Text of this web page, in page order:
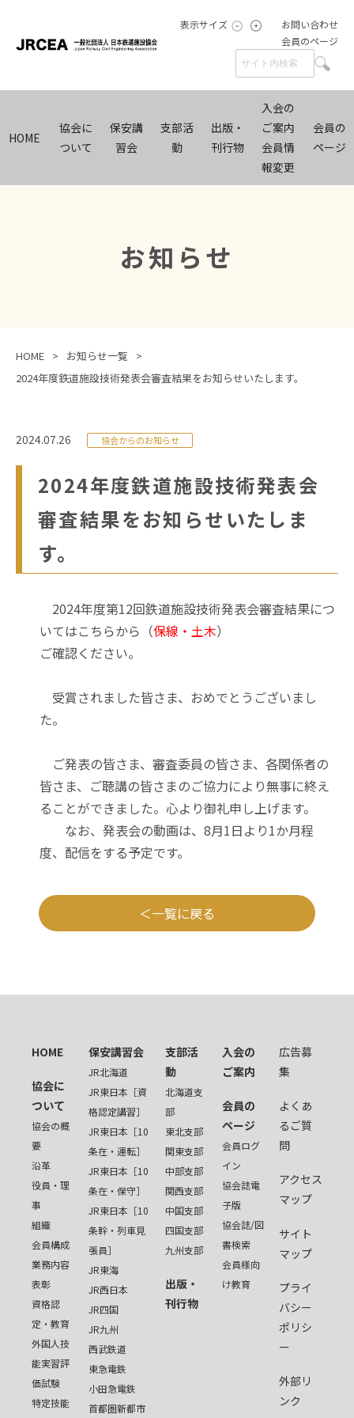
表示サイズ
お問い合わせ
会員のページ
HOME
協会に
ついて
保安講
習会
支部活
動
出版・
刊行物
入会の
ご案内
会員情
報変更
会員の
ページ
お知らせ
HOME
お知らせ一覧
2024年度鉄道施設技術発表会審査結果をお知らせいたします。
2024.07.26 協会からのお知らせ
2024年度鉄道施設技術発表会
審査結果をお知らせいたしま
す。
2024年度第12回鉄道施設技術発表会審査結果につ
いてはこちらから（保線 ・ 土木）
ご確認ください。
受賞されました皆さま、おめでとうございまし
た。
ご発表の皆さま、審査委員の皆さま、各関係者の
皆さま、ご聴講の皆さまのご協力により無事に終え
ることができました。心より御礼申し上げます。
なお、発表会の動画は、8月1日より1か月程
度、配信をする予定です。
一覧に戻る
HOME
協会に
ついて
協会の概
要
沿革
役員・理
事
組織
会員構成
業務内容
表彰
資格認
定・教育
外国人技
能実習評
価試験
特定技能
保安講習会
JR北海道
JR東日本［資
格認定講習］
JR東日本［10
条在・運転］
JR東日本［10
条在・保守］
JR東日本［10
条幹・列車見
張員］
JR東海
JR西日本
JR四国
JR九州
西武鉄道
東急電鉄
小田急電鉄
首都圏新都市
支部活
動
北海道支
部
東北支部
関東支部
中部支部
関西支部
中国支部
四国支部
九州支部
出版・
刊行物
入会の
ご案内
会員の
ページ
会員ログ
イン
協会誌電
子版
協会誌/図
書検索
会員様向
け教育
広告募
集
よくあ
るご質
問
アクセス
マップ
サイト
マップ
プライ
バシー
ポリシ
ー
外部リ
ンク